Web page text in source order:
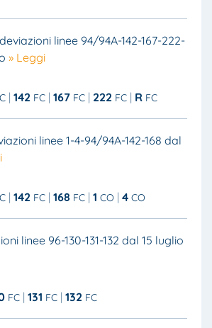
linee 94/94A-142-167-222-
» Leggi
142 FC 167 FC 222 FC R FC
linee 1-4-94/94A-142-168 dal
142 FC 168 FC 1 CO 4 CO
linee 96-130-131-132 dal 15 luglio
FC 131 FC 132 FC